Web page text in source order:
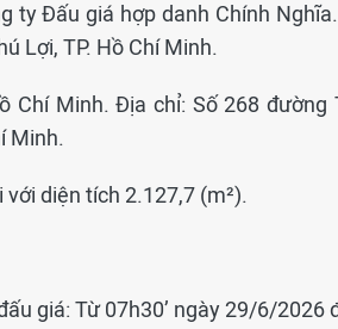
ty Đấu giá hợp danh Chính
Lợi, TP. Hồ Chí Minh.
Chí Minh. Địa chỉ: Số 268 đường
Minh.
diện tích 2.127,7 (m²).
giá: Từ 07h30’ ngày 29/6/2026